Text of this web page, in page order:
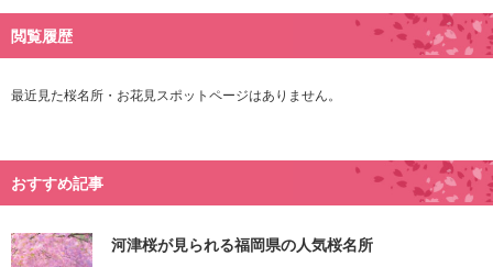
閲覧履歴
最近見た桜名所・お花見スポットページはありません。
おすすめ記事
河津桜が見られる福岡県の人気桜名所